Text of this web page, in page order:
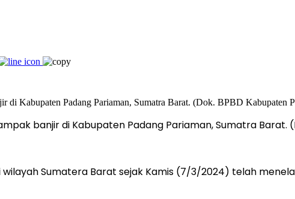
banjir di Kabupaten Padang Pariaman, Sumatra Barat.
Sumatera Barat sejak Kamis (7/3/2024) telah